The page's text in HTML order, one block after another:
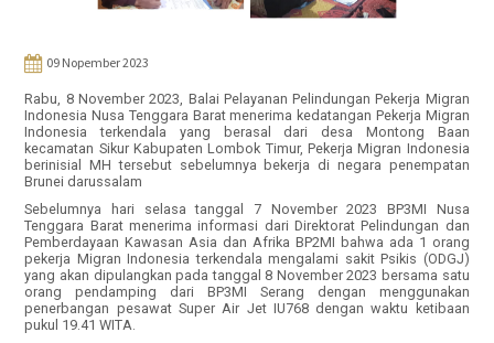
09 Nopember 2023
Rabu, 8 November 2023, Balai Pelayanan Pelindungan Pekerja Migran
Indonesia Nusa Tenggara Barat menerima kedatangan Pekerja Migran
Indonesia terkendala yang berasal dari desa Montong Baan
kecamatan Sikur Kabupaten Lombok Timur, Pekerja Migran Indonesia
berinisial MH tersebut sebelumnya bekerja di negara penempatan
Brunei darussalam
Sebelumnya hari selasa tanggal 7 November 2023 BP3MI Nusa
Tenggara Barat menerima informasi dari Direktorat Pelindungan dan
Pemberdayaan Kawasan Asia dan Afrika BP2MI bahwa ada 1 orang
pekerja Migran Indonesia terkendala mengalami sakit Psikis (ODGJ)
yang akan dipulangkan pada tanggal 8 November 2023 bersama satu
orang pendamping dari BP3MI Serang dengan menggunakan
penerbangan pesawat Super Air Jet IU768 dengan waktu ketibaan
pukul 19.41 WITA.